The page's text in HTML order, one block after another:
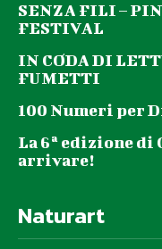
SENZA FILI –
FESTIVAL
IN CODA DI
FUMETTI
100 Numeri per
La 6ª edizione di
arrivare!
Naturart